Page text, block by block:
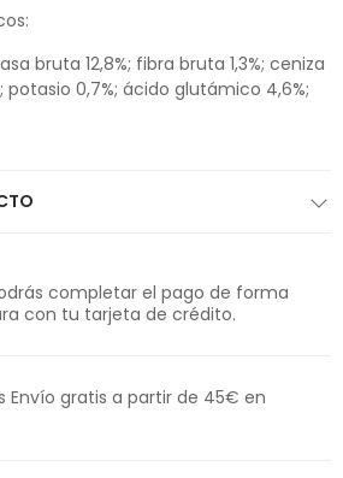
bruta 12,8%; fibra bruta 1,3%; ceniza
potasio 0,7%; ácido glutámico 4,6%;
completar el pago de forma
con tu tarjeta de crédito.
Envío gratis a partir de 45€ en